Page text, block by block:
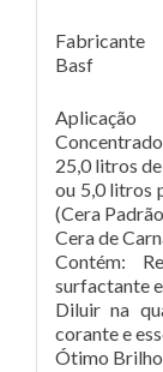
Fabricante
Basf
Aplicação
25,0 litros
ou 5,0 litros
(Cera
Cera de
Contém:
surfactante
Diluir na
corante e
Ótimo Brilho